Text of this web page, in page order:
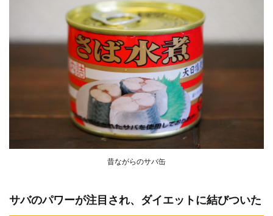
昔ながらのサバ缶
サバのパワーが注目され、ダイエットに結びついた